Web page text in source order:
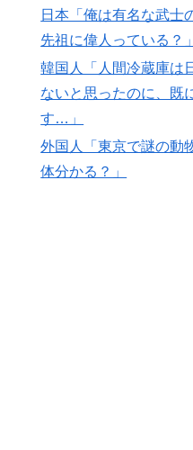
▶ 【伝説の100得点、いま
83点でようやく信じた」
▶ 海外「海外発祥なのに
て何？その逆も教えて
▶ 外国人「日本の未来は
ゴール！久保建英超え
で海外絶賛！【海外の反
日本「俺は有名な武士
先祖に偉人っている？」
韓国人「人間冷蔵庫は
ないと思ったのに、既
す…」
外国人「東京で謎の動
体分かる？」